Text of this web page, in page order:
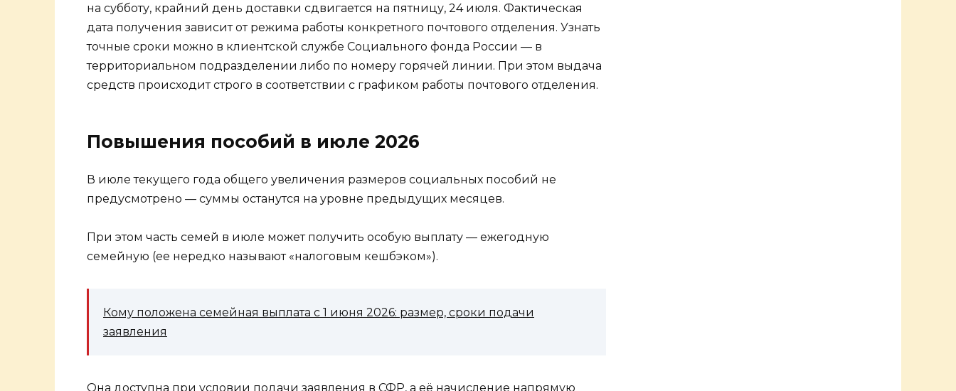
на субботу, крайний день доставки сдвигается на пятницу, 24 июля. Фактическая
дата получения зависит от режима работы конкретного почтового отделения. Узнать
точные сроки можно в клиентской службе Социального фонда России — в
территориальном подразделении либо по номеру горячей линии. При этом выдача
средств происходит строго в соответствии с графиком работы почтового отделения.
Повышения пособий в июле 2026
В июле текущего года общего увеличения размеров социальных пособий не
предусмотрено — суммы останутся на уровне предыдущих месяцев.
При этом часть семей в июле может получить особую выплату — ежегодную
семейную (ее нередко называют «налоговым кешбэком»).
Кому положена семейная выплата с 1 июня 2026: размер, сроки подачи
заявления
Она доступна при условии подачи заявления в СФР, а её начисление напрямую